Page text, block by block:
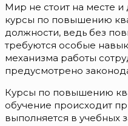
Мир не стоит на месте
курсы по повышению
должности, ведь без
требуются особые
механизма работы
предусмотрено
Курсы по повышению
обучение происходит
выполняется в учебных